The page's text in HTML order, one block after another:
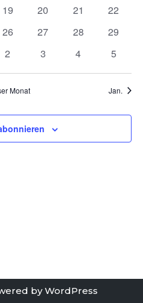
0
19
0
20
0
21
0
22
0
26
0
27
0
28
0
29
0
2
0
3
0
4
0
5
Monat Jan.
byWordPress